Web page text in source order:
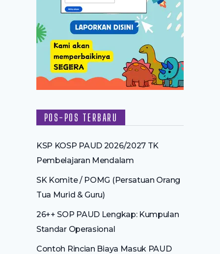
POS-POS TERBARU
KSP KOSP PAUD 2026/2027 TK
Pembelajaran Mendalam
SK Komite / POMG (Persatuan Orang
Tua Murid & Guru)
26++ SOP PAUD Lengkap: Kumpulan
Standar Operasional
Contoh Rincian Biaya Masuk PAUD